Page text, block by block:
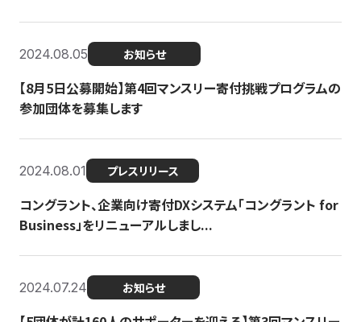
2024.08.05 お知らせ
【8月5日公募開始】第4回マンスリー寄付挑戦プログラムの
参加団体を募集します
2024.08.01 プレスリリース
コングラント、企業向け寄付DXシステム「コングラント for
Business」をリニューアルしまし...
2024.07.24 お知らせ